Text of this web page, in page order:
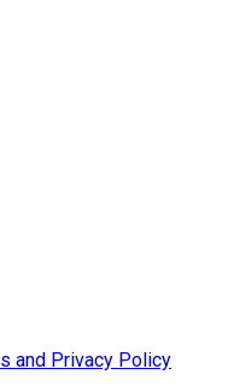
and Privacy Policy